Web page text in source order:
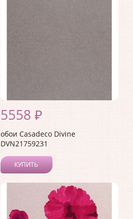
5558 ₽
обои Casadeco Divine
DVN21759231
КУПИТЬ